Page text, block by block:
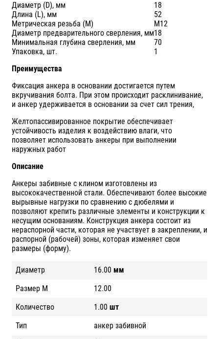
Диаметр (D), мм
18
Длина (L), мм
52
Метрическая резьба (М)
М12
Диаметр предварительного сверления, мм18
Минимальная глубина сверления, мм
70
Упаковка, шт.
1
Преимущества
Фиксация анкера в основании достигается путем
вкручивания болта. При этом происходит расклинивание,
и анкер удерживается в основании за счет сил трения,
Желтопассивированное покрытие обеспечивает
устойчивость изделия к воздействию влаги, что
позволяет использовать анкеры при выполнении
наружных работ
Описание
Анкеры забивные с клином изготовлены из
высококачественной стали. Обеспечивают более высокие
вырывные нагрузки по сравнению с дюбелями и
позволяют крепить различные элементы и конструкции к
несущим основаниям. Конструкция анкера состоит из
нераспорной части, которая не участвует в закреплении, и
распорной (рабочей) зоны, которая изменяет свои
размеры (форму).
Диаметр 16.00 мм
Размер М
12.00
Количество
1.00 шт
Тип
анкер забивной